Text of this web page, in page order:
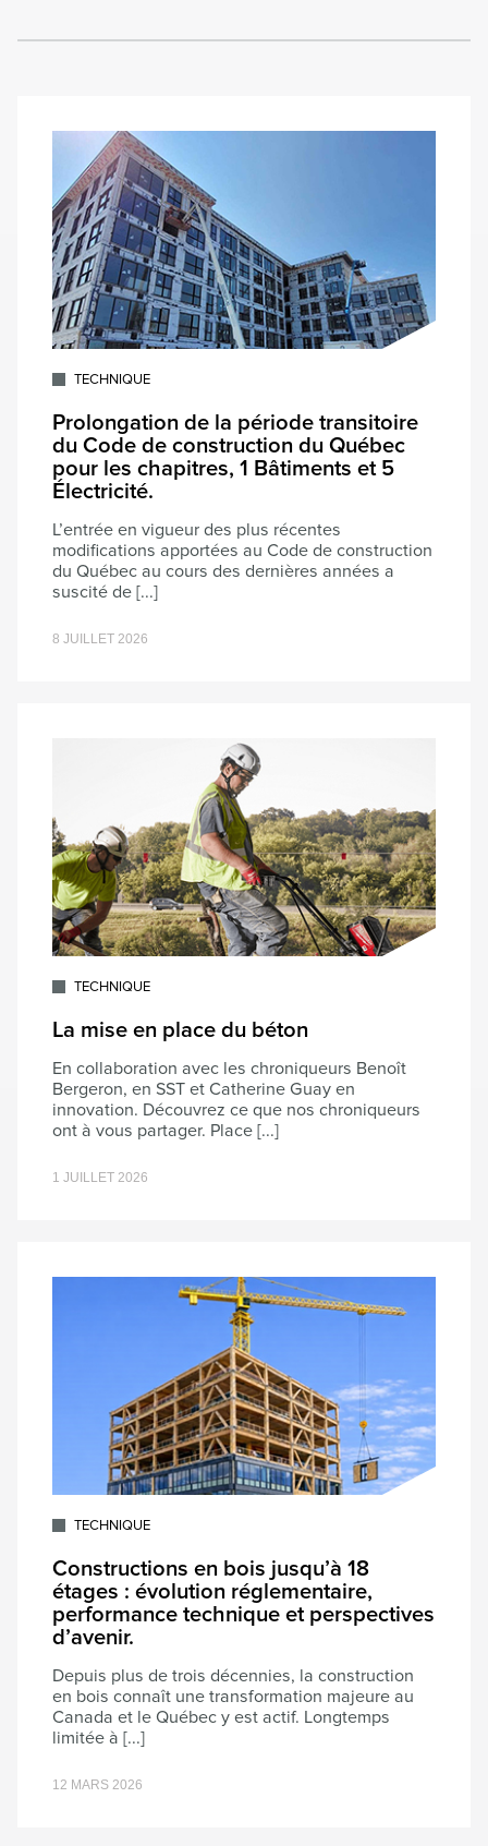
TECHNIQUE
Prolongation de la période transitoire
du Code de construction du Québec
pour les chapitres, 1 Bâtiments et 5
Électricité.
L’entrée en vigueur des plus récentes
modifications apportées au Code de construction
du Québec au cours des dernières années a
suscité de [...]
8 JUILLET 2026
TECHNIQUE
La mise en place du béton
En collaboration avec les chroniqueurs Benoît
Bergeron, en SST et Catherine Guay en
innovation. Découvrez ce que nos chroniqueurs
ont à vous partager. Place [...]
1 JUILLET 2026
TECHNIQUE
Constructions en bois jusqu’à 18
étages : évolution réglementaire,
performance technique et perspectives
d’avenir.
Depuis plus de trois décennies, la construction
en bois connaît une transformation majeure au
Canada et le Québec y est actif. Longtemps
limitée à [...]
12 MARS 2026